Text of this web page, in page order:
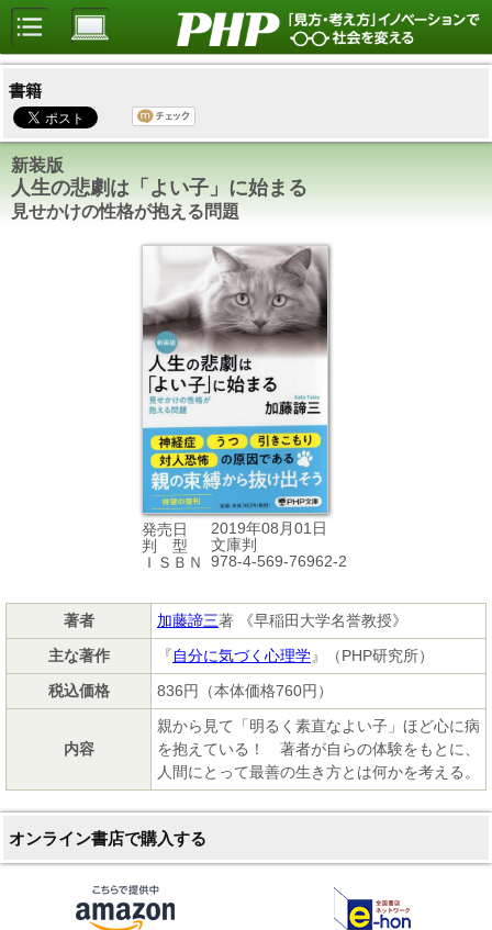
書籍
新装版
人生の悲劇は「よい子」に始まる
見せかけの性格が抱える問題
発売日
2019年08月01日
判 型
文庫判
ＩＳＢＮ
978-4-569-76962-2
著者 加藤諦三著 《早稲田大学名誉教授》
主な著作
『自分に気づく心理学』（PHP研究所）
税込価格
836円（本体価格760円）
内容
親から見て「明るく素直なよい子」ほど心に病
を抱えている！ 著者が自らの体験をもとに、
人間にとって最善の生き方とは何かを考える。
オンライン書店で購入する